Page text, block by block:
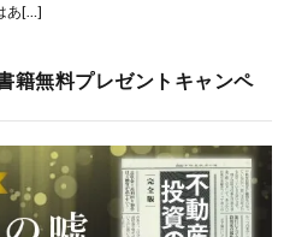
あ[…]
籍無料プレゼントキャンペ